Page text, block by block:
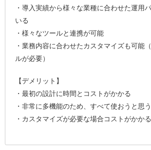
・導入実績から様々な業種に合わせた運用
いる
・様々なツールと連携が可能
・業務内容に合わせたカスタマイズも可能
ルが必要）
【デメリット】
・最初の設計に時間とコストがかかる
・非常に多機能のため、すべて使おうと思
・カスタマイズが必要な場合コストがかかる